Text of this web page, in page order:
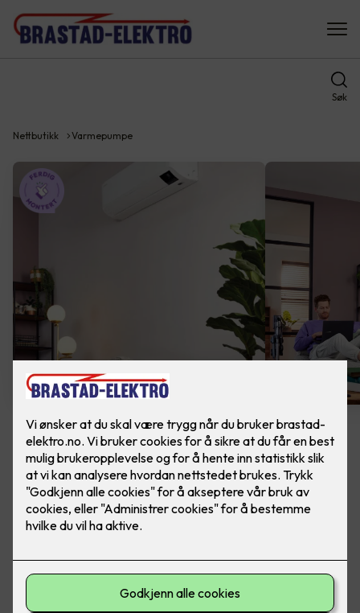
Søk
Nettbutikk Varmepumpe
Samsung Nordic Geo
WindFree™️ Varmepumpe
Wind-Free ™ opprettholder en behagelig
montering. Finnes i 2 modeller: 9 og 12.